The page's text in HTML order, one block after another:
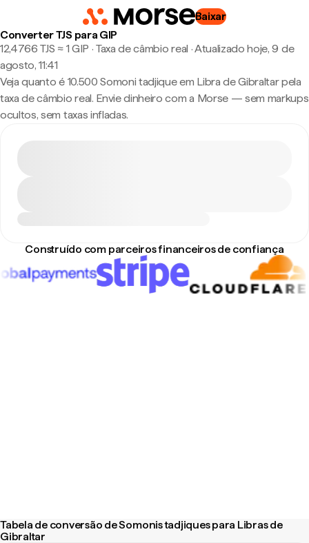
Baixar
Converter TJS para GIP
12,4766 TJS ≈ 1 GIP · Taxa de câmbio real ·Atualizado hoje, 9 de
agosto, 11:41
Veja quanto é 10.500 Somoni tadjique em Libra de Gibraltar pela
taxa de câmbio real. Envie dinheiro com a Morse — sem markups
ocultos, sem taxas infladas.
Construído com parceiros financeiros de confiança
Tabela de conversão de Somonis tadjiques para Libras de
Gibraltar